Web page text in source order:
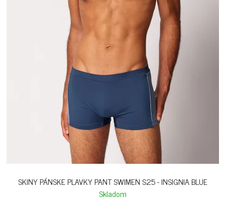
SKINY PÁNSKE PLAVKY PANT SWIMEN S25 - INSIGNIA BLUE
Skladom